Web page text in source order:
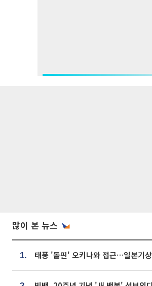
많이 본 뉴스
1.